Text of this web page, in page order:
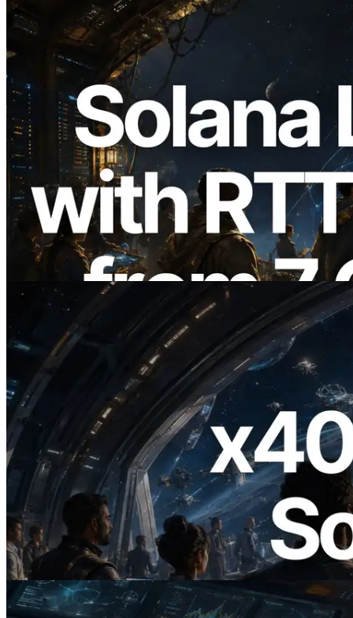
2026.08.05
ERPC 擴展 Solana Leader Slot API：新
增全球 7 個區域的 Ping 測量 —
Validators Information API 同步上線
2026.07.04
ERPC 發布支援 x402 支付的 Solana RPC
— AI Agent 按需為 API 付款的時代開啟
閱讀此文章